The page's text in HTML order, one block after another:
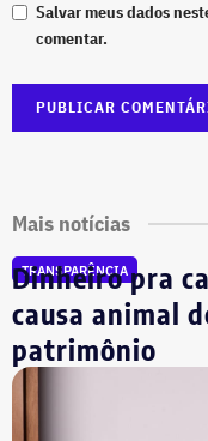
Salvar meus dados
comentar.
Mais notícias
TRANSPARÊNCIA
Dinheiro pra
causa animal
patrimônio